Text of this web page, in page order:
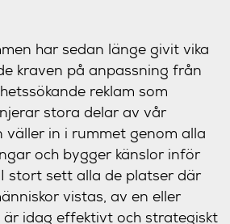
har sedan länge givit vika
kraven på anpassning från
reklam som
stora delar av vår
väller in i rummet genom alla
och bygger känslor inför
stort sett alla de platser där
vistas, av en eller
idag effektivt och strategiskt